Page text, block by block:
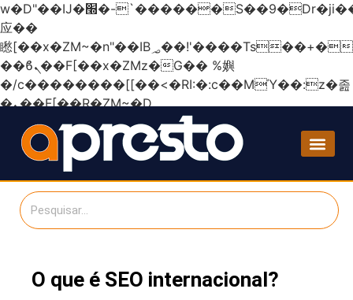
w�D"��IJ�׭�-`������S��9�Dr�ji��EJ߅��gJ�
应��
矁[��x�ZM~�n"��IB؃��!'����Тѕ��+��(m��IK�ʭ�/|
��ϐܢ��F[��x�ZMz�G�� %嬩
�/c��������[[��<�RI:�:c��MΎ��:z�졾
�ܢ��F[��R�ZM~�D
O que é SEO internacional?